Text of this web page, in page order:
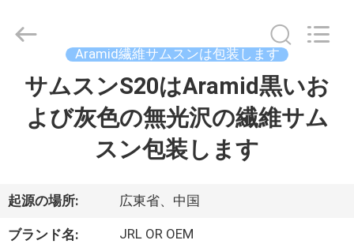
動
2026
Shenzhen
Aramid繊維サムスンは包装します
サムスンS20はAramid黒いお
よび灰色の無光沢の繊維サム
スン包装します
起源の場所: 広東省、中国
ブランド名: JRL OR OEM